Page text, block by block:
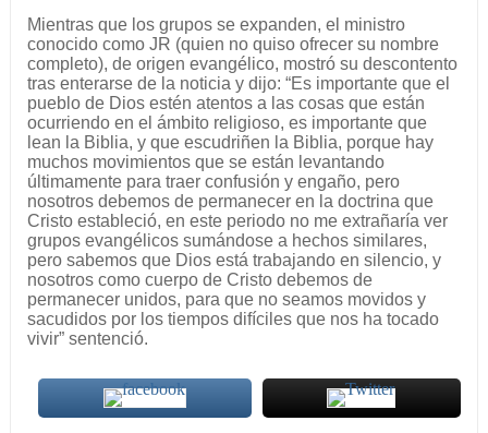
Mientras que los grupos se expanden, el ministro
conocido como JR (quien no quiso ofrecer su nombre
completo), de origen evangélico, mostró su descontento
tras enterarse de la noticia y dijo: “Es importante que el
pueblo de Dios estén atentos a las cosas que están
ocurriendo en el ámbito religioso, es importante que
lean la Biblia, y que escudriñen la Biblia, porque hay
muchos movimientos que se están levantando
últimamente para traer confusión y engaño, pero
nosotros debemos de permanecer en la doctrina que
Cristo estableció, en este periodo no me extrañaría ver
grupos evangélicos sumándose a hechos similares,
pero sabemos que Dios está trabajando en silencio, y
nosotros como cuerpo de Cristo debemos de
permanecer unidos, para que no seamos movidos y
sacudidos por los tiempos difíciles que nos ha tocado
vivir” sentenció.